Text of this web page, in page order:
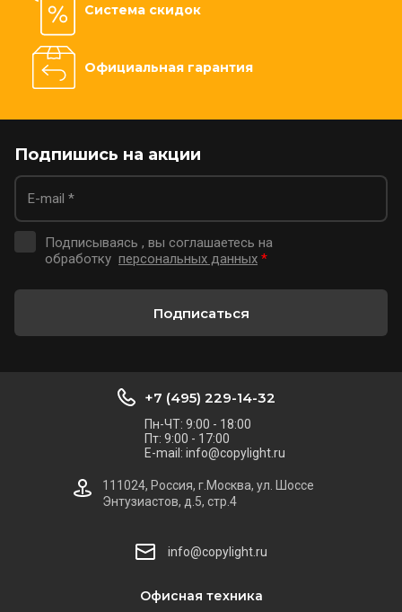
Система скидок
Официальная гарантия
Подпишись на акции
Подписываясь , вы соглашаетесь на
обработку персональных данных *
Подписаться
Офисная техника
+7 (495) 229-14-32
Пн-ЧТ: 9:00 - 18:00
Пт: 9:00 - 17:00
E-mail: info@copylight.ru
111024, Россия, г.Москва, ул. Шоссе
Энтузиастов, д.5, стр.4
info@copylight.ru